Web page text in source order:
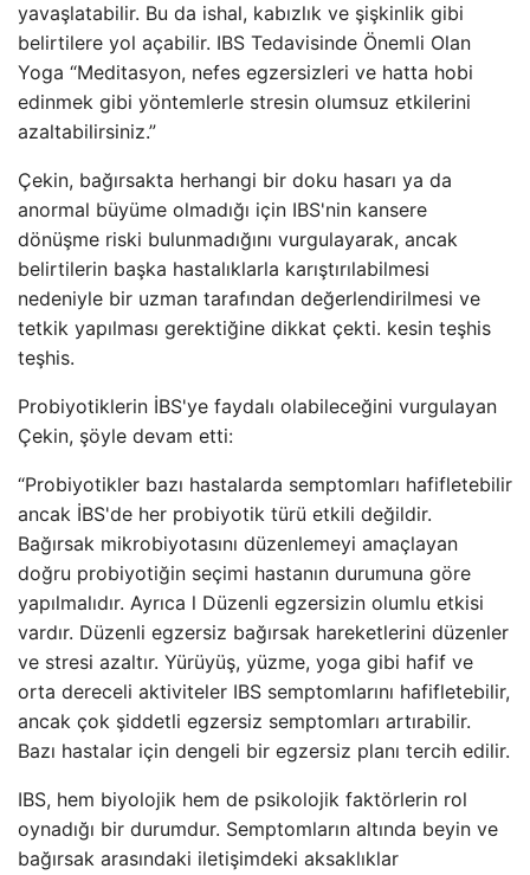
yavaşlatabilir. Bu da ishal, kabızlık ve şişkinlik gibi
belirtilere yol açabilir. IBS Tedavisinde Önemli Olan
Yoga “Meditasyon, nefes egzersizleri ve hatta hobi
edinmek gibi yöntemlerle stresin olumsuz etkilerini
azaltabilirsiniz.”
Çekin, bağırsakta herhangi bir doku hasarı ya da
anormal büyüme olmadığı için IBS'nin kansere
dönüşme riski bulunmadığını vurgulayarak, ancak
belirtilerin başka hastalıklarla karıştırılabilmesi
nedeniyle bir uzman tarafından değerlendirilmesi ve
tetkik yapılması gerektiğine dikkat çekti. kesin teşhis
teşhis.
Probiyotiklerin İBS'ye faydalı olabileceğini vurgulayan
Çekin, şöyle devam etti:
“Probiyotikler bazı hastalarda semptomları hafifletebilir
ancak İBS'de her probiyotik türü etkili değildir.
Bağırsak mikrobiyotasını düzenlemeyi amaçlayan
doğru probiyotiğin seçimi hastanın durumuna göre
yapılmalıdır. Ayrıca l Düzenli egzersizin olumlu etkisi
vardır. Düzenli egzersiz bağırsak hareketlerini düzenler
ve stresi azaltır. Yürüyüş, yüzme, yoga gibi hafif ve
orta dereceli aktiviteler IBS semptomlarını hafifletebilir,
ancak çok şiddetli egzersiz semptomları artırabilir.
Bazı hastalar için dengeli bir egzersiz planı tercih edilir.
IBS, hem biyolojik hem de psikolojik faktörlerin rol
oynadığı bir durumdur. Semptomların altında beyin ve
bağırsak arasındaki iletişimdeki aksaklıklar